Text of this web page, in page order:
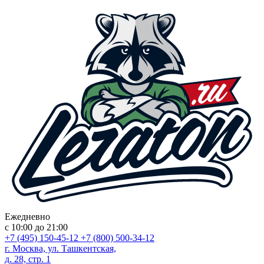
Ежедневно
с 10:00 до 21:00
+7 (495) 150-45-12 +7 (800) 500-34-12
г. Москва, ул. Ташкентская,
д. 28, стр. 1